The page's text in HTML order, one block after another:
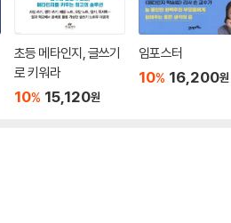
초등 메타인지, 글쓰기
로 키워라
10% 15,120원
임포스터
10% 16,200원